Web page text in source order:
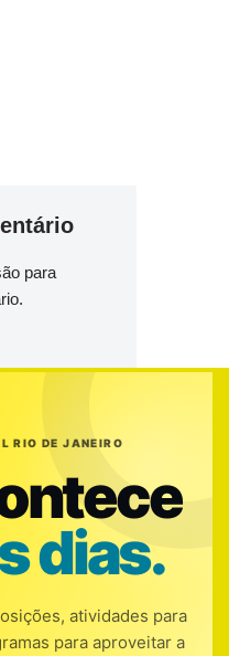
para
RIO DE JANEIRO
dias.
atividades para
para aproveitar a